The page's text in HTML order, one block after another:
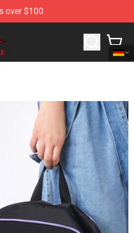
over $100
Kimetsu no Yaiba